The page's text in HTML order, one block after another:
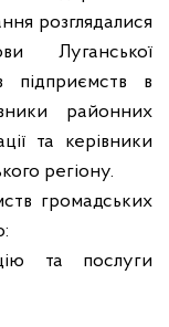
розглядалися
Луганської
підприємств в
районних
та керівники
регіону.
громадських
та послуги